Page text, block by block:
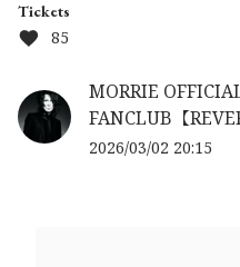
Tickets
85
MORRIE
FANCLUB【
2026/03/02 20:15